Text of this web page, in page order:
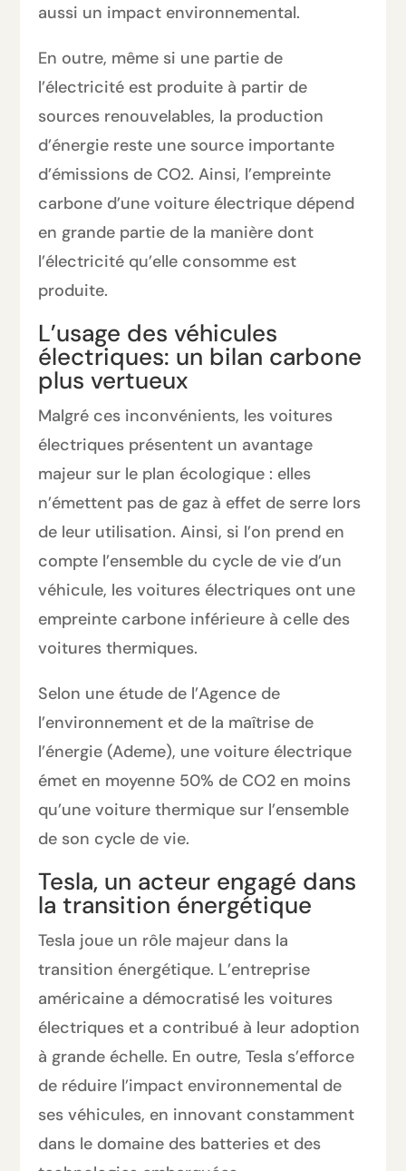
aussi un impact environnemental.
En outre, même si une partie de
l’électricité est produite à partir de
sources renouvelables, la production
d’énergie reste une source importante
d’émissions de CO2. Ainsi, l’empreinte
carbone d’une voiture électrique dépend
en grande partie de la manière dont
l’électricité qu’elle consomme est
produite.
L’usage des véhicules
électriques: un bilan carbone
plus vertueux
Malgré ces inconvénients, les voitures
électriques présentent un avantage
majeur sur le plan écologique : elles
n’émettent pas de gaz à effet de serre lors
de leur utilisation. Ainsi, si l’on prend en
compte l’ensemble du cycle de vie d’un
véhicule, les voitures électriques ont une
empreinte carbone inférieure à celle des
voitures thermiques.
Selon une étude de l’Agence de
l’environnement et de la maîtrise de
l’énergie (Ademe), une voiture électrique
émet en moyenne 50% de CO2 en moins
qu’une voiture thermique sur l’ensemble
de son cycle de vie.
Tesla, un acteur engagé dans
la transition énergétique
Tesla joue un rôle majeur dans la
transition énergétique. L’entreprise
américaine a démocratisé les voitures
électriques et a contribué à leur adoption
à grande échelle. En outre, Tesla s’efforce
de réduire l’impact environnemental de
ses véhicules, en innovant constamment
dans le domaine des batteries et des